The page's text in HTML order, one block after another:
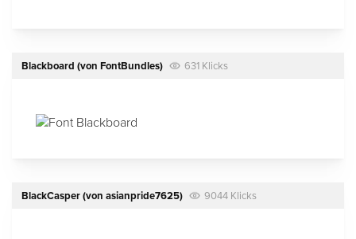
Blackboard (von FontBundles) 631 Klicks
BlackCasper(von asianpride7625) 9044 Klicks